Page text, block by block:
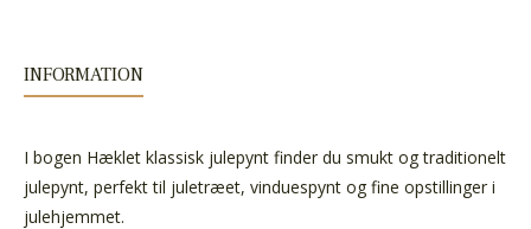
INFORMATION
I bogen Hæklet klassisk julepynt finder du smukt og traditionelt
julepynt, perfekt til juletræet, vinduespynt og fine opstillinger i
julehjemmet.